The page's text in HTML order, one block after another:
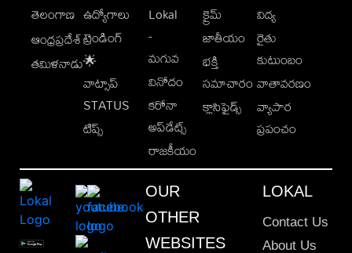
తెలంగాణ
ఆంధ్రప్రదేశ్
తమిళనాడు
ఉద్యోగాలు
ట్రెండింగ్
🌟
వాట్సాప్
STATUS
టిప్స్
Lokal
-
మగువ
వినోదం
కరోనా
అప్‌డేట్స్
రాజకీయం
క్రైమ్
జాతీయం
భక్తి
సమాచారం
క్లాసిఫైడ్స్
విద్య
రైతు
కుటుంబం
వాతావరణం
వ్యాపార
ప్రపంచం
OUR
OTHER
WEBSITES
LOKAL
Contact Us
About Us